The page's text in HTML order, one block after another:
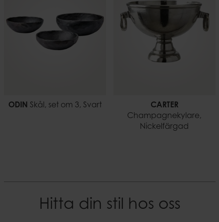
ODIN Skål, set om 3, Svart
CARTER
Champagnekylare,
Nickelfärgad
Hitta din stil hos oss